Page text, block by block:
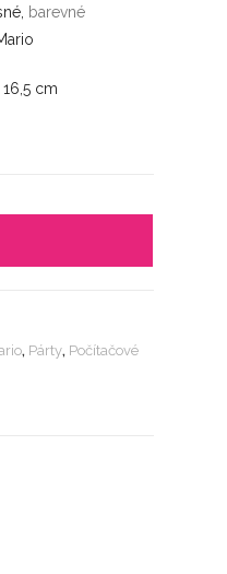
barevné
cm
, Párty, Počítačové